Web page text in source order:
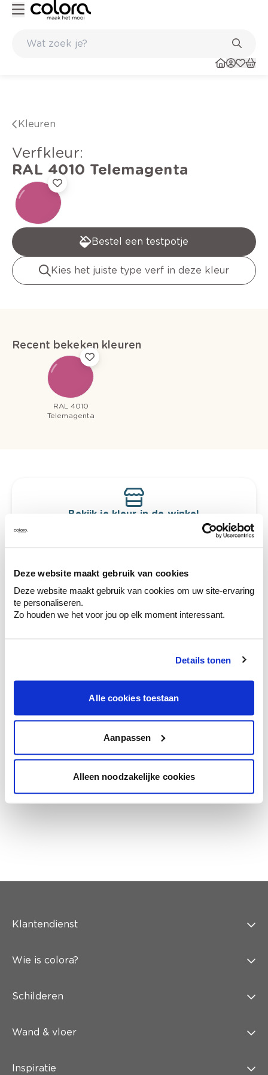
Deze website maakt gebruik van cookies
Deze website maakt gebruik van cookies om uw site-ervaring
te personaliseren.
Zo houden we het voor jou op elk moment interessant.
Details tonen
Alle cookies toestaan
Aanpassen
Alleen noodzakelijke cookies
Kleuren
verfkleur:
RAL 4010 Telemagenta
Bestel een testpotje
Kies het juiste type verf in deze kleur
Recent bekeken kleuren
RAL 4010
Telemagenta
Bekijk je kleur in de winkel
Ontdek er kleurechte stalen van je
te verfijnen.
Krijg persoonlijk advies om kleuren te
combineren.
Krijg kleuradvies op basis van de lichtinval
en je meubels.
Krijg ineens een technologische check-up
Klantendienst
Wie is colora?
Schilderen
Wand & vloer
Inspiratie